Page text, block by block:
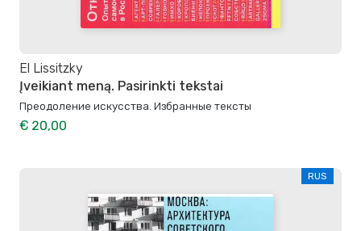
El Lissitzky
Įveikiant meną. Pasirinkti tekstai
Преодоление искусства. Избранные тексты
€ 20,00
RUS